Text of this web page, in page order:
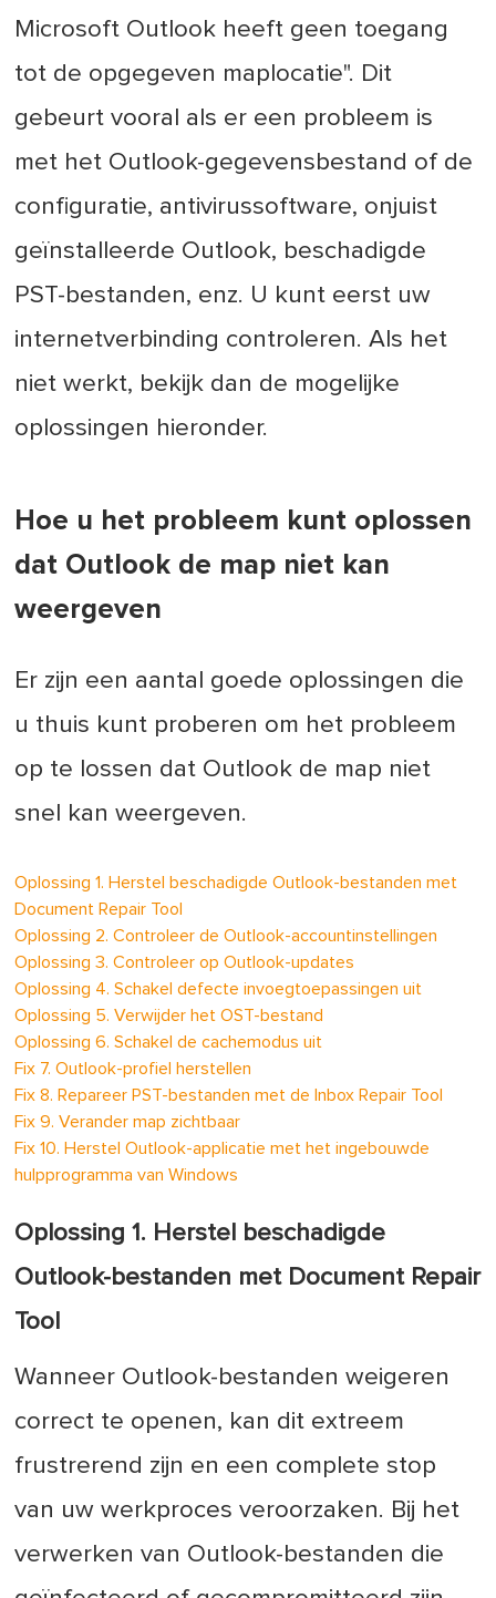
Microsoft Outlook heeft geen toegang
tot de opgegeven maplocatie". Dit
gebeurt vooral als er een probleem is
met het Outlook-gegevensbestand of de
configuratie, antivirussoftware, onjuist
geïnstalleerde Outlook, beschadigde
PST-bestanden, enz. U kunt eerst uw
internetverbinding controleren. Als het
niet werkt, bekijk dan de mogelijke
oplossingen hieronder.
Hoe u het probleem kunt oplossen
dat Outlook de map niet kan
weergeven
Er zijn een aantal goede oplossingen die
u thuis kunt proberen om het probleem
op te lossen dat Outlook de map niet
snel kan weergeven.
Oplossing 1. Herstel beschadigde Outlook-bestanden met
Document Repair Tool
Oplossing 2. Controleer de Outlook-accountinstellingen
Oplossing 3. Controleer op Outlook-updates
Oplossing 4. Schakel defecte invoegtoepassingen uit
Oplossing 5. Verwijder het OST-bestand
Oplossing 6. Schakel de cachemodus uit
Fix 7. Outlook-profiel herstellen
Fix 8. Repareer PST-bestanden met de Inbox Repair Tool
Fix 9. Verander map zichtbaar
Fix 10. Herstel Outlook-applicatie met het ingebouwde
hulpprogramma van Windows
Oplossing 1. Herstel beschadigde
Outlook-bestanden met Document Repair
Tool
Wanneer Outlook-bestanden weigeren
correct te openen, kan dit extreem
frustrerend zijn en een complete stop
van uw werkproces veroorzaken. Bij het
verwerken van Outlook-bestanden die